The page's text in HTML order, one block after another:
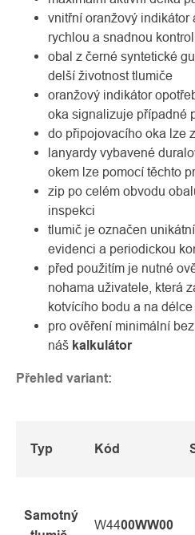
vnitřní oranžový indikátor
rychlou a snadnou
obal z černé syntetické
delší životnost tlumiče
oranžový indikátor
oka signalizuje případné
do připojovacího oka lze
lanyardy vybavené
okem lze pomocí těchto
zip po celém obvodu
inspekci
tlumič je označen
evidenci a periodickou
před použitím je nutné
nohama uživatele, která
kotvícího bodu a na
pro ověření minimální
náš kalkulátor
Přehled variant:
Typ Kód
Samotný
W4400WW00